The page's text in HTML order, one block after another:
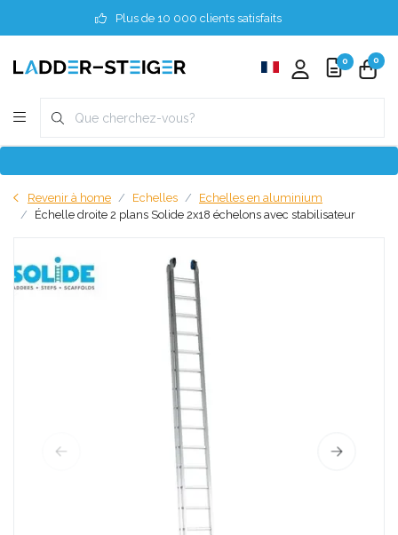
Plus de 10 000 clients satisfaits
0 0
Revenir à home Echelles
Echelles en aluminium
Échelle droite 2 plans Solide 2x18 échelons avec stabilisateur